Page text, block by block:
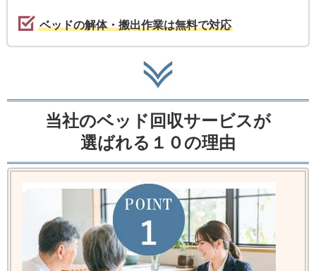
ベッドの解体・搬出作業は無料で対応
当社のベッド回収サービスが
選ばれる１０の理由